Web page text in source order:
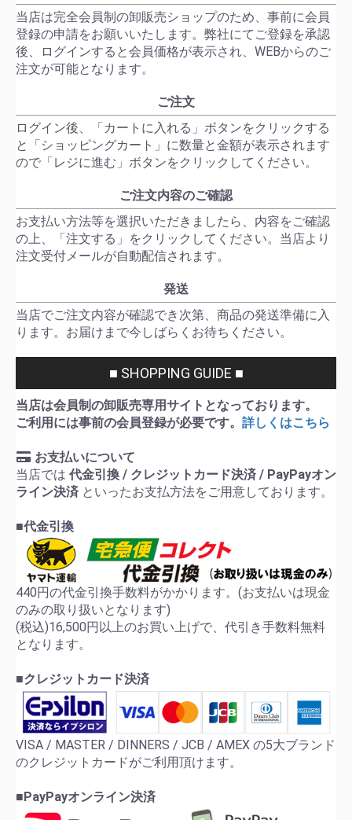
当店は完全会員制の卸販売ショップのため、事前に会員
登録の申請をお願いいたします。弊社にてご登録を承認
後、ログインすると会員価格が表示され、WEBからのご
注文が可能となります。
ご注文
ログイン後、「カートに入れる」ボタンをクリックする
と「ショッピングカート」に数量と金額が表示されます
ので「レジに進む」ボタンをクリックしてください。
ご注文内容のご確認
お支払い方法等を選択いただきましたら、内容をご確認
の上、「注文する」をクリックしてください。当店より
注文受付メールが自動配信されます。
発送
当店でご注文内容が確認でき次第、商品の発送準備に入
ります。お届けまで今しばらくお待ちください。
■ SHOPPING GUIDE ■
当店は会員制の卸販売専用サイトとなっております。
ご利用には事前の会員登録が必要です。 詳しくはこちら
お支払いについて
当店では 代金引換 / クレジットカード決済 / PayPayオン
ライン決済 といったお支払方法をご用意しております。
■代金引換
440円の代金引換手数料がかかります。(お支払いは現金
のみの取り扱いとなります)
(税込)16,500円以上のお買い上げで、代引き手数料無料
となります。
■クレジットカード決済
VISA / MASTER / DINNERS / JCB / AMEX の5大ブランド
のクレジットカードがご利用頂けます。
■PayPayオンライン決済